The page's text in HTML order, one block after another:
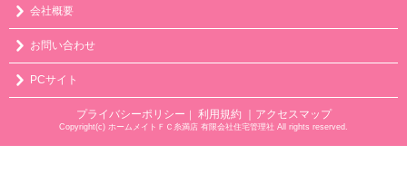
会社概要
お問い合わせ
PCサイト
プライバシーポリシー ｜ 利用規約 ｜アクセスマップ
Copyright(c) ホームメイトＦＣ糸満店 有限会社住宅管理社 All rights reserved.